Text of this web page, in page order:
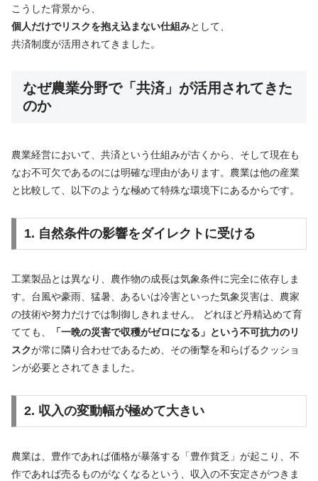
こうした背景から、
個人だけでリスクを抱え込まない仕組みとして、
共済制度が活用されてきました。
なぜ農業分野で「共済」が活用されてきた
のか
農業経営において、共済という仕組みが古くから、そして現在も
なお不可欠であるのには明確な理由があります。農業は他の産業
と比較して、以下のような極めて特殊な環境下にあるからです。
1. 自然条件の影響をダイレクトに受ける
工業製品とは異なり、農作物の成長は気象条件に完全に依存しま
す。台風や豪雨、猛暑、あるいは冷害といった気象災害は、農家
の技術や努力だけでは制御しきれません。 どれほど丹精込めて育
てても、
「一晩の災害で収穫がゼロになる」という不可抗力のリ
スクが常に隣り合わせであるため、その衝撃を和らげるクッショ
ンが必要とされてきました。
2. 収入の変動幅が極めて大きい
農業は、豊作であれば価格が暴落する「豊作貧乏」が起こり、不
作であれば売るものがなくなるという、収入の不安定さがつきま